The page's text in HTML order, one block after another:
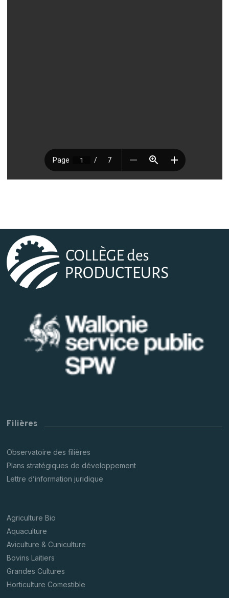
Filières
Observatoire des filières
Plans stratégiques de développement
Lettre d’information juridique
Agriculture Bio
Aquaculture
Aviculture & Cuniculture
Bovins Laitiers
Grandes Cultures
Horticulture Comestible